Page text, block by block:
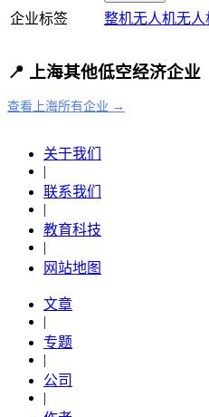
企业标签 整机无人机无人
📍 上海其他低空经济企业
查看上海所有企业 →
关于我们
|
联系我们
|
教育科技
|
网站地图
文章
|
专题
|
公司
|